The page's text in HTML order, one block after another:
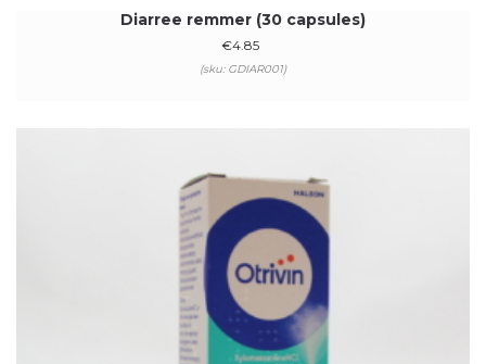
Diarree remmer (30 capsules)
€4.85
(sku: GDIAR001)